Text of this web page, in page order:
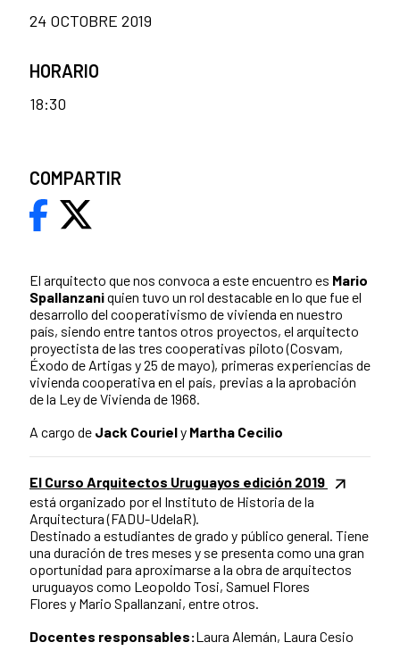
El arquitecto que nos convoca a este encuentro es Mario
Spallanzaniquien tuvo un rol destacable en lo que fue el
desarrollo del cooperativismo de vivienda en nuestro
país, siendo entre tantos otros proyectos, el arquitecto
proyectista de las tres cooperativas piloto (Cosvam,
Éxodo de Artigas y 25 de mayo), primeras experiencias de
vivienda cooperativa en el país, previas a la aprobación
de la Ley de Vivienda de 1968.
A cargo de Jack Couriely Martha Cecilio
El Curso Arquitectos Uruguayos edición 2019
está organizado por el Instituto de Historia de la
Arquitectura (FADU-UdelaR).
Destinado a estudiantes de grado y público general. Tiene
una duración de tres meses y se presenta como una gran
oportunidad para aproximarse a la obra de arquitectos
uruguayos como Leopoldo Tosi, Samuel Flores
Flores y Mario Spallanzani, entre otros.
Docentes responsables:Laura Alemán, Laura Cesio
24 OCTOBRE 2019
HORARIO
18:30
COMPARTIR